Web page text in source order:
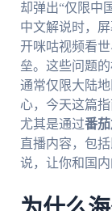
却弹出“仅限中
中文解说时，
开咪咕视频看
垒。这些问题
通常仅限大陆
心，今天这篇
尤其是通过番
直播内容，包
说，让你和国